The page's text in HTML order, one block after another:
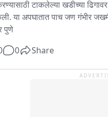
तुकाराम मुंढे यांच्या विरोधात
टाकलेल्या खडीच्या
या अपघातात पाच जण गंभीर
पुणे
0 Share